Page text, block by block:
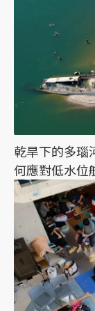
乾旱下的多瑙
何應對低水位